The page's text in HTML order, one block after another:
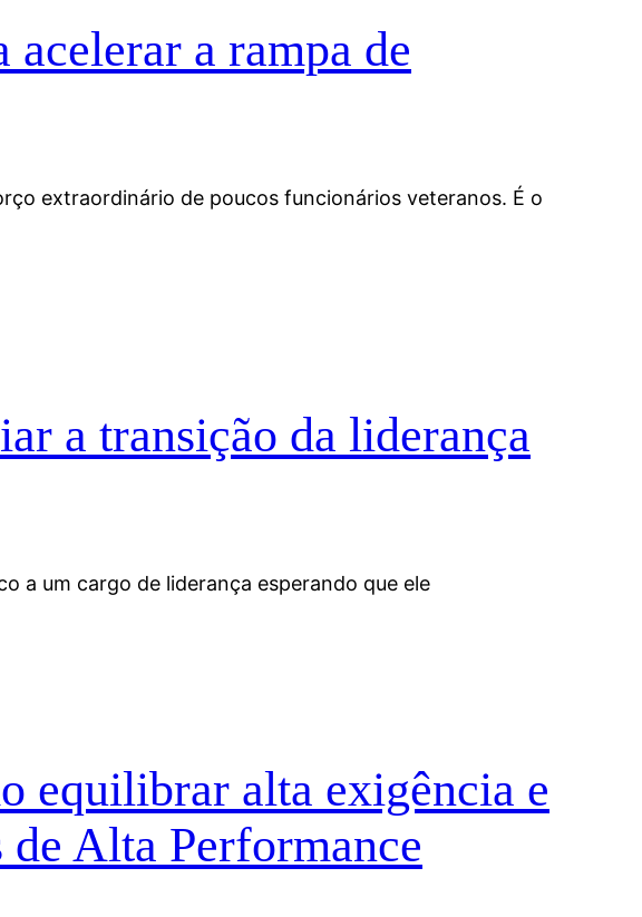
acelerar a rampa de
extraordinário de poucos funcionários veteranos. É o
a transição da liderança
a um cargo de liderança esperando que ele
equilibrar alta exigência e
Alta Performance